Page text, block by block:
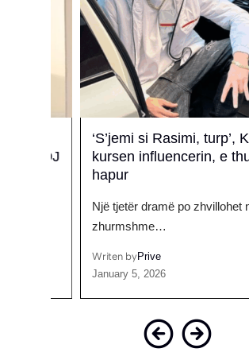
‘S’jemi si Rasimi, turp’,
kursen influencerin, e
hapur
Një tjetër dramë po zhvillohet në
zhurmshme…
Writen byPrive
January 5, 2026